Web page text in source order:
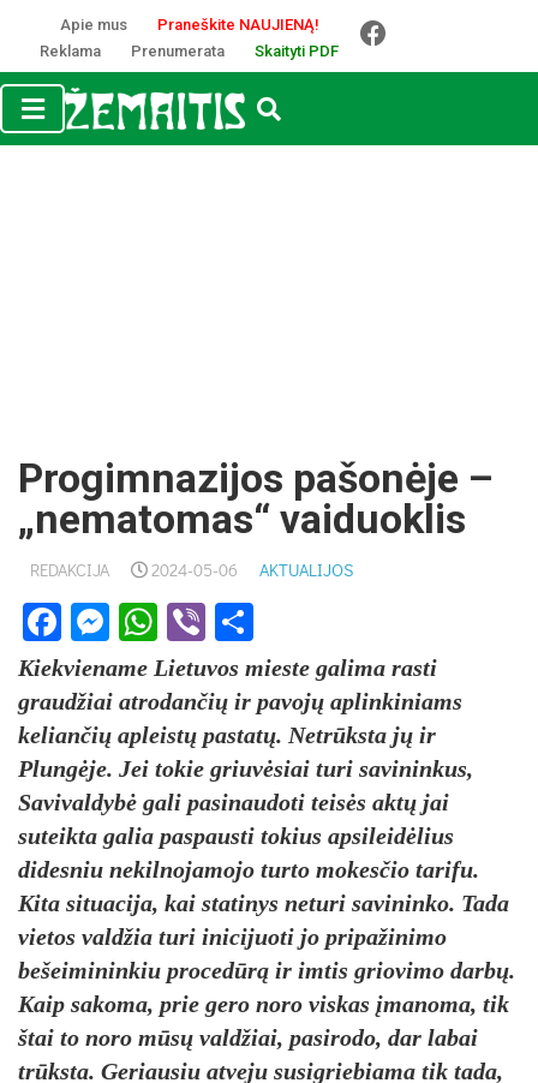
Apie mus
Praneškite NAUJIENĄ!
Reklama
Prenumerata Skaityti PDF
Progimnazijos pašonėje –
„nematomas“ vaiduoklis
REDAKCIJA 2024-05-06 AKTUALIJOS
Facebook
Messenger
WhatsApp
Viber
Kiekviename Lietuvos mieste galima rasti
graudžiai atrodančių ir pavojų aplinkiniams
keliančių apleistų pastatų. Netrūksta jų ir
Plungėje. Jei tokie griuvėsiai turi savininkus,
Savivaldybė gali pasinaudoti teisės aktų jai
suteikta galia paspausti tokius apsileidėlius
didesniu nekilnojamojo turto mokesčio tarifu.
Kita situacija, kai statinys neturi savininko. Tada
vietos valdžia turi inicijuoti jo pripažinimo
bešeimininkiu procedūrą ir imtis griovimo darbų.
Kaip sakoma, prie gero noro viskas įmanoma, tik
štai to noro mūsų valdžiai, pasirodo, dar labai
trūksta. Geriausiu atveju susigriebiama tik tada,